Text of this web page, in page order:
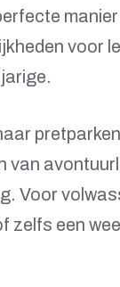
voor
van
Voor
zelfs een